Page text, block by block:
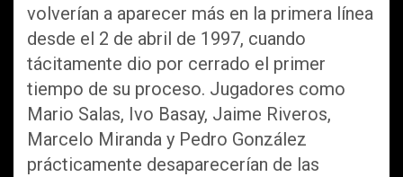
volverían a aparecer más en la primera línea
desde el 2 de abril de 1997, cuando
tácitamente dio por cerrado el primer
tiempo de su proceso. Jugadores como
Mario Salas, Ivo Basay, Jaime Riveros,
Marcelo Miranda y Pedro González
prácticamente desaparecerían de las